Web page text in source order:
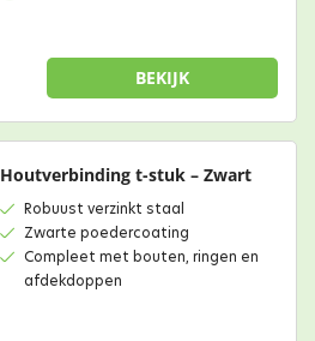
BEKIJK
Houtverbinding t-stuk – Zwart
Robuust verzinkt staal
Zwarte poedercoating
Compleet met bouten, ringen en
afdekdoppen